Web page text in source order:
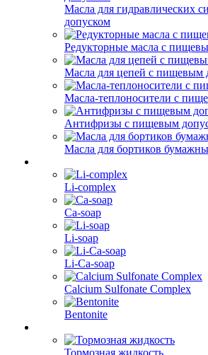
Масла для гидравлических
допуском
Редукторные масла с
Масла для цепей с пищевым
Масла-теплоносители с
Антифризы с пищевым
Масла для бортиков
Li-complex
Ca-soap
Li-soap
Li-Ca-soap
Calcium Sulfonate Complex
Bentonite
Тормозная жидкость